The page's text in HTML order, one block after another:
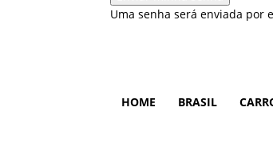
Uma senha será enviada por
HOME
BRASIL